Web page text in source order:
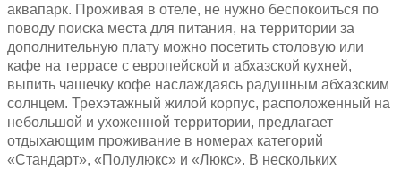
аквапарк. Проживая в отеле, не нужно беспокоиться по
поводу поиска места для питания, на территории за
дополнительную плату можно посетить столовую или
кафе на террасе с европейской и абхазской кухней,
выпить чашечку кофе наслаждаясь радушным абхазским
солнцем. Трехэтажный жилой корпус, расположенный на
небольшой и ухоженной территории, предлагает
отдыхающим проживание в номерах категорий
«Стандарт», «Полулюкс» и «Люкс». В нескольких